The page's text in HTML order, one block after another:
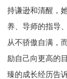
持谦逊和清醒，
养、导师的指导
从不骄傲自满，
励自己向更高的
臻的成长经历告